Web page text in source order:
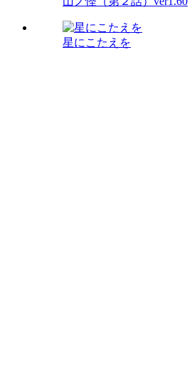
星にこたえを